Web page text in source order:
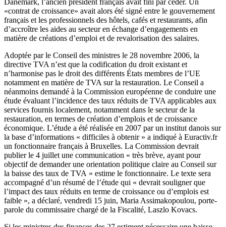
Danemark, l’ancien président français avait fini par céder. Un
«contrat de croissance» avait alors été signé entre le gouvernement
français et les professionnels des hôtels, cafés et restaurants, afin
d’accroître les aides au secteur en échange d’engagements en
matière de créations d’emploi et de revalorisation des salaires.
Adoptée par le Conseil des ministres le 28 novembre 2006, la
directive TVA n’est que la codification du droit existant et
n’harmonise pas le droit des différents États membres de l’UE
notamment en matière de TVA sur la restauration. Le Conseil a
néanmoins demandé à la Commission européenne de conduire une
étude évaluant l’incidence des taux réduits de TVA applicables aux
services fournis localement, notamment dans le secteur de la
restauration, en termes de création d’emplois et de croissance
économique. L’étude a été réalisée en 2007 par un institut danois sur
la base d’informations « difficiles à obtenir » a indiqué à Euractiv.fr
un fonctionnaire français à Bruxelles. La Commission devrait
publier le 4 juillet une communication « très brève, ayant pour
objectif de demander une orientation politique claire au Conseil sur
la baisse des taux de TVA » estime le fonctionnaire. Le texte sera
accompagné d’un résumé de l’étude qui « devrait souligner que
l’impact des taux réduits en terme de croissance ou d’emplois est
faible », a déclaré, vendredi 15 juin, Maria Assimakopoulou, porte-
parole du commissaire chargé de la Fiscalité, Laszlo Kovacs.